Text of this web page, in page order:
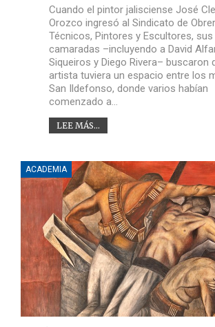
Cuando el pintor jalisciense José
Orozco ingresó al Sindicato de
Técnicos, Pintores y Escultores, sus
camaradas –incluyendo a David
Siqueiros y Diego Rivera– buscaron
artista tuviera un espacio entre los
San Ildefonso, donde varios habían
comenzado a…
LEE MÁS...
ACADEMIA